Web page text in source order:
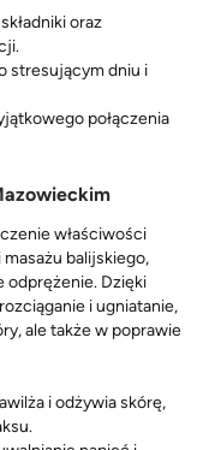
oraz
stresującym dniu i
połączenia
właściwości
balijskiego,
odprężenie. Dzięki
i ugniatanie,
ale także w poprawie
i odżywia skórę,